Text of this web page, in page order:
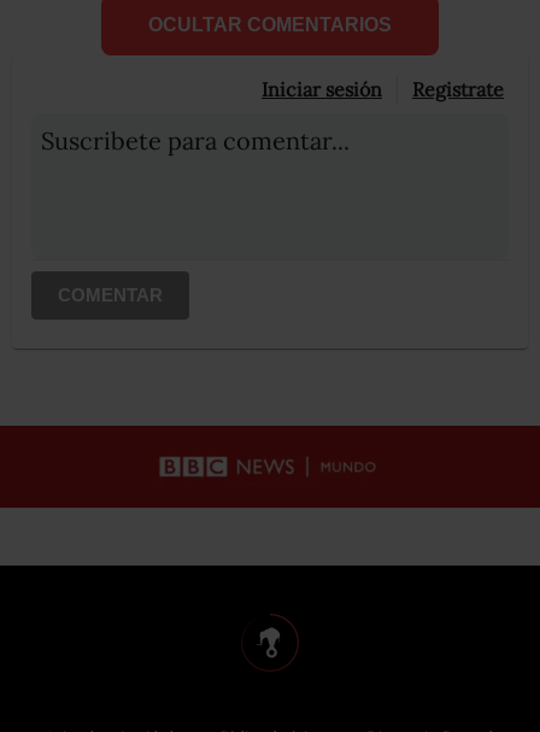
OCULTAR COMENTARIOS
Iniciar sesión Registrate
Suscribete para comentar...
COMENTAR